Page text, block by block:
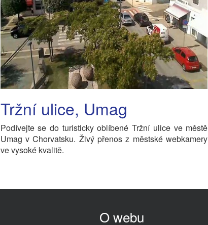
Tržní ulice, Umag
Podívejte se do turisticky oblíbené Tržní ulice ve městě
Umag v Chorvatsku. Živý přenos z městské webkamery
ve vysoké kvalitě.
O webu